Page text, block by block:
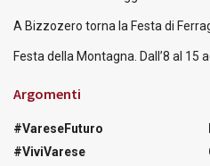
A Bizzozero torna la Festa di
Festa della Montagna. Dall’8 al 15
Argomenti
#VareseFuturo
#ViviVarese